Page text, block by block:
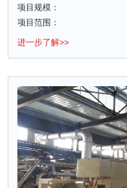
项目规模：
项目范围：
进一步了解>>